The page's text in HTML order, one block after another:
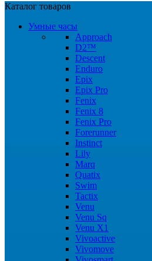
Каталог товаров
Умные часы
Approach
D2™
Descent
Enduro
Epix
Epix Pro
Fenix
Fenix 8
Fenix Pro
Forerunner
Instinct
Lily
Marq
Quatix
Swim
Tactix
Venu
Venu Sq
Venu X1
Vivoactive
Vivomove